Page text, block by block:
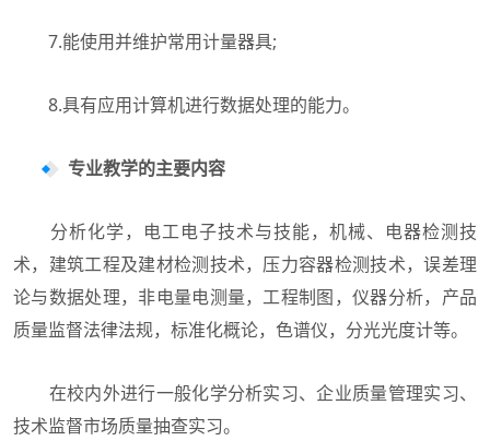
7.能使用并维护常用计量器具;
8.具有应用计算机进行数据处理的能力。
专业教学的主要内容
分析化学，电工电子技术与技能，机械、电器检测技
术，建筑工程及建材检测技术，压力容器检测技术，误差理
论与数据处理，非电量电测量，工程制图，仪器分析，产品
质量监督法律法规，标准化概论，色谱仪，分光光度计等。
在校内外进行一般化学分析实习、企业质量管理实习、
技术监督市场质量抽查实习。